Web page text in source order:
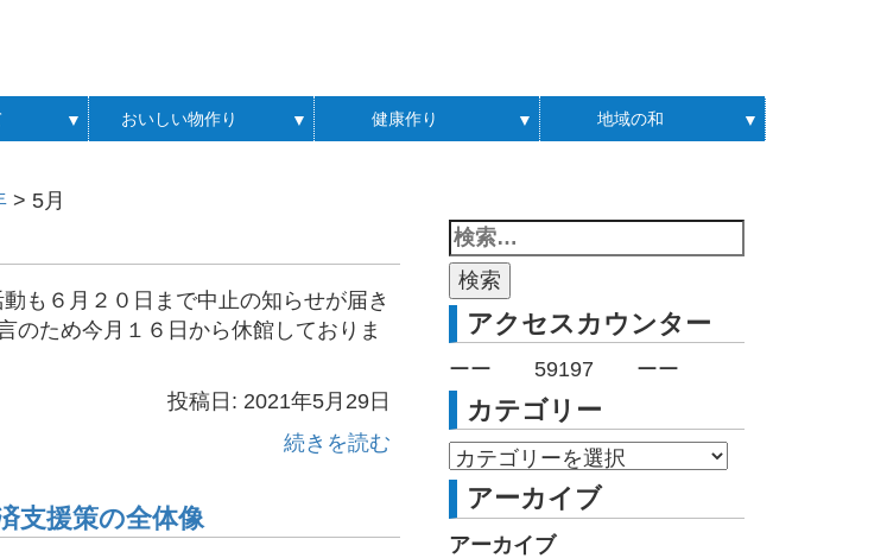
▼ おいしい物作り ▼ 健康作り ▼ 地域の和 ▼
> 5月
も６月２０日まで中止の知らせが届き
のため今月１６日から休館しておりま
投稿日: 2021年5月29日
続きを読む
支援策の全体像
アクセスカウンター
ーー 59197 ーー
カテゴリー
アーカイブ
アーカイブ